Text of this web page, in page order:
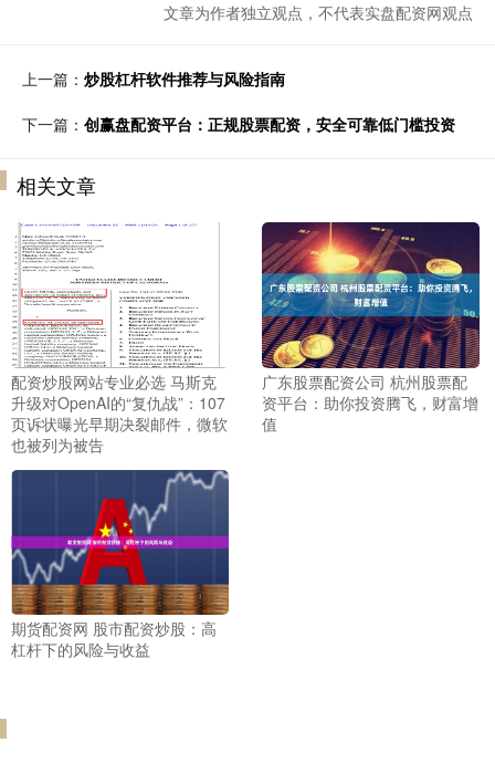
文章为作者独立观点，不代表实盘配资网观点
上一篇： 炒股杠杆软件推荐与风险指南
下一篇： 创赢盘配资平台：正规股票配资，安全可靠低门槛投资
相关文章
配资炒股网站专业必选 马斯克
升级对OpenAI的“复仇战”：107
页诉状曝光早期决裂邮件，微软
也被列为被告
广东股票配资公司 杭州股票配
资平台：助你投资腾飞，财富增
值
期货配资网 股市配资炒股：高
杠杆下的风险与收益